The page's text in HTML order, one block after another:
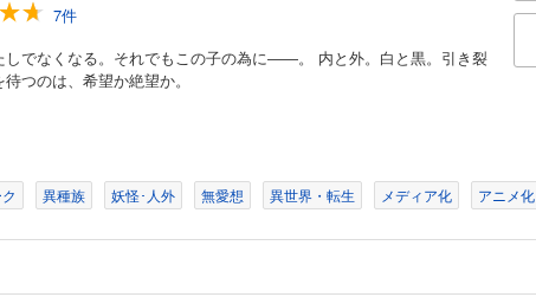
7件
しでなくなる。それでもこの子の為に――。 内と外。白と黒。引き裂
つのは、希望か絶望か。
異種族 妖怪･人外 無愛想 異世界・転生 メディア化 アニメ化